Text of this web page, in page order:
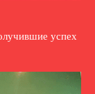
успех